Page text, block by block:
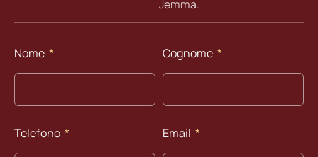
Jemma.
Nome Cognome
Telefono Email